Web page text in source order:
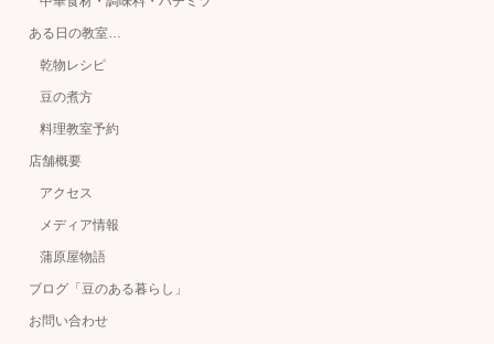
ある日の教室…
乾物レシピ
豆の煮方
料理教室予約
店舗概要
アクセス
メディア情報
蒲原屋物語
ブログ「豆のある暮らし」
お問い合わせ